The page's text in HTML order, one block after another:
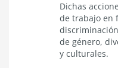
Dichas
de trabajo en
de género,
y culturales.